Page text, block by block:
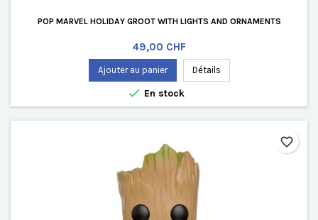
POP MARVEL HOLIDAY GROOT WITH LIGHTS AND ORNAMENTS
Prix
49,00 CHF
Ajouter au panier Détails
 En stock
favorite_border